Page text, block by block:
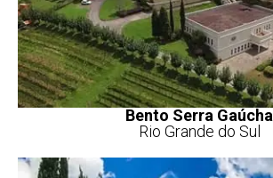
Bento Serra Gaúcha
Rio Grande do Sul